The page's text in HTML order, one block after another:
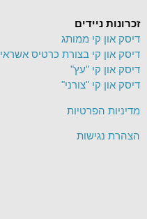
זכרונות ניידים
דיסק און קי ממותג
דיסק און קי בצורת כרטיס אשראי
דיסק און קי "עץ"
דיסק און קי "צורני"
מדיניות הפרטיות
הצהרת נגישות